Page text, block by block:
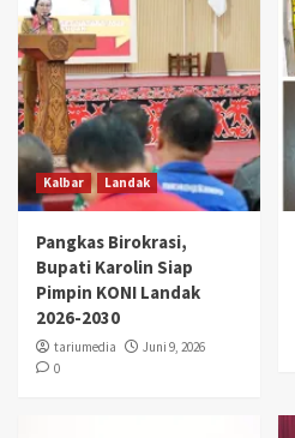
Kalbar Landak
Pangkas Birokrasi,
Bupati Karolin Siap
Pimpin KONI Landak
2026-2030
tariumedia
Juni 9, 2026
0